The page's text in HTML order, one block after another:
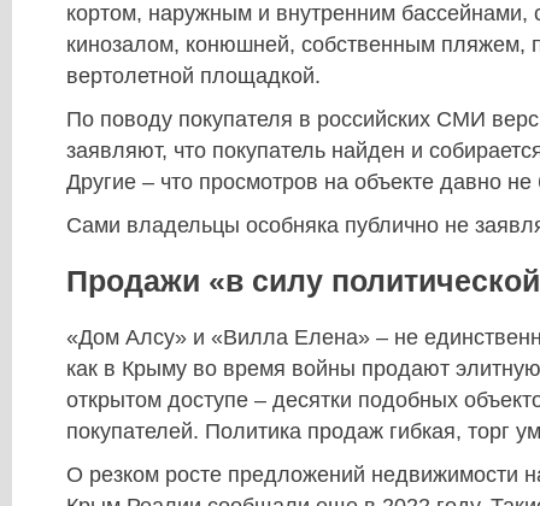
кортом, наружным и внутренним бассейнами,
кинозалом, конюшней, собственным пляжем,
вертолетной площадкой.
По поводу покупателя в российских СМИ
заявляют, что покупатель найден и
Другие – что просмотров на объекте давно
Сами владельцы особняка публично не
Продажи «в силу
«Дом Алсу» и «Вилла Елена» – не
как в Крыму во время войны продают
открытом доступе – десятки подобных
покупателей. Политика продаж гибкая, торг
О резком росте предложений недвижимости